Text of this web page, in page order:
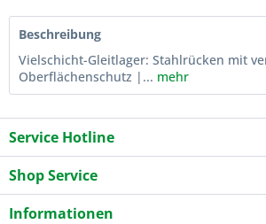
Beschreibung
Vielschicht-Gleitlager: Stahlrücken mit
Oberflächenschutz |... mehr
Service Hotline
Shop Service
Informationen